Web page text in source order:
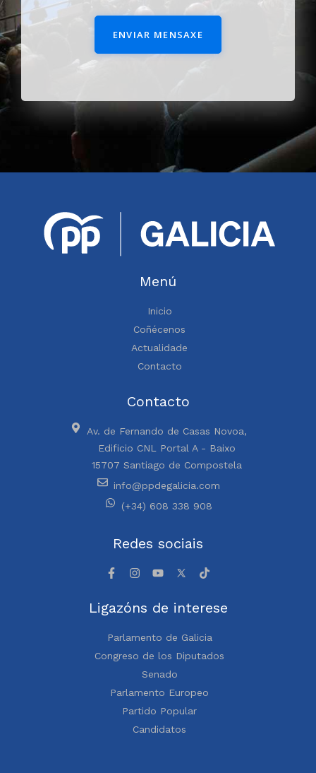
ENVIAR MENSAXE
Menú
Inicio
Coñécenos
Actualidade
Contacto
Contacto
Av. de Fernando de Casas Novoa,
Edificio CNL Portal A - Baixo
15707 Santiago de Compostela
info@ppdegalicia.com
(+34) 608 338 908
Redes sociais
Ligazóns de interese
Parlamento de Galicia
Congreso de los Diputados
Senado
Parlamento Europeo
Partido Popular
Candidatos